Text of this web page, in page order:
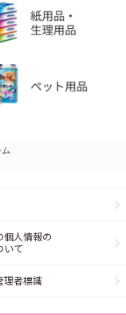
個人情報の
いて
理者標識